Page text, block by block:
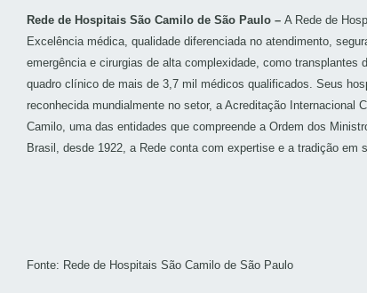
Rede de Hospitais São Camilo de São Paulo – A Rede de
Excelência médica, qualidade diferenciada no atendimento,
emergência e cirurgias de alta complexidade, como
quadro clínico de mais de 3,7 mil médicos qualificados. Seus
reconhecida mundialmente no setor, a Acreditação Internacional
Camilo, uma das entidades que compreende a Ordem dos
Brasil, desde 1922, a Rede conta com expertise e a tradição em
Fonte: Rede de Hospitais São Camilo de São Paulo